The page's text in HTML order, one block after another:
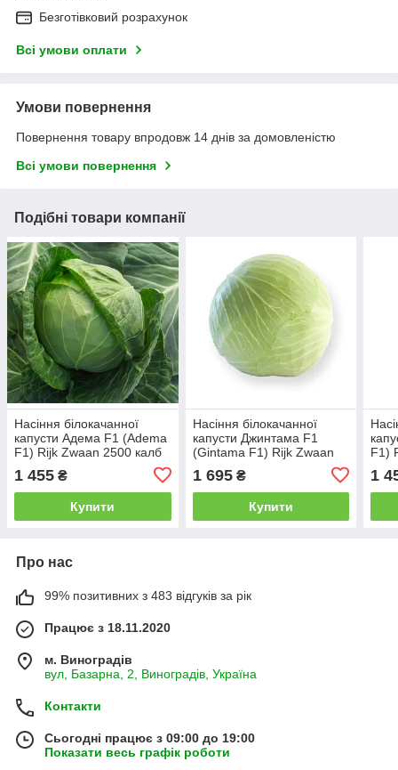
Безготівковий розрахунок
Всі умови оплати
Умови повернення
Повернення товару впродовж 14 днів за домовленістю
Всі умови повернення
Подібні товари компанії
Насіння білокачанної
капусти Адема F1 (Adema
F1) Rijk Zwaan 2500 калб
1 455 ₴
Купити
Насіння білокачанної
капусти Джинтама F1
(Gintama F1) Rijk Zwaan
1 695₴
Купити
F1)
1
Про нас
99% позитивних з 483 відгуків за рік
Працює з 18.11.2020
м. Виноградів
вул, Базарна, 2, Виноградів, Україна
Контакти
Сьогодні працює з 09:00 до 19:00
Показати весь графік роботи